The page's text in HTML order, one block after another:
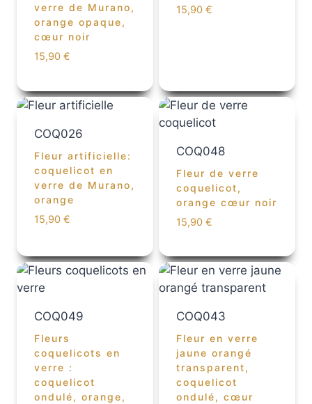
verre de Murano,
orange opaque,
cœur noir
15,90 €
15,90 €
COQ026
Fleur artificielle:
coquelicot en
verre de Murano,
orange
15,90 €
COQ048
Fleur de verre
coquelicot,
orange cœur noir
15,90 €
COQ049
Fleurs
coquelicots en
verre :
coquelicot
ondulé, orange,
COQ043
Fleur en verre
jaune orangé
transparent,
coquelicot
ondulé, cœur